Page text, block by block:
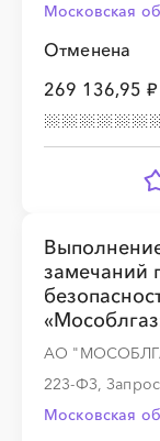
Московская
Отменена
269 136,95 ₽
замечаний
АО
223-ФЗ,
Московская